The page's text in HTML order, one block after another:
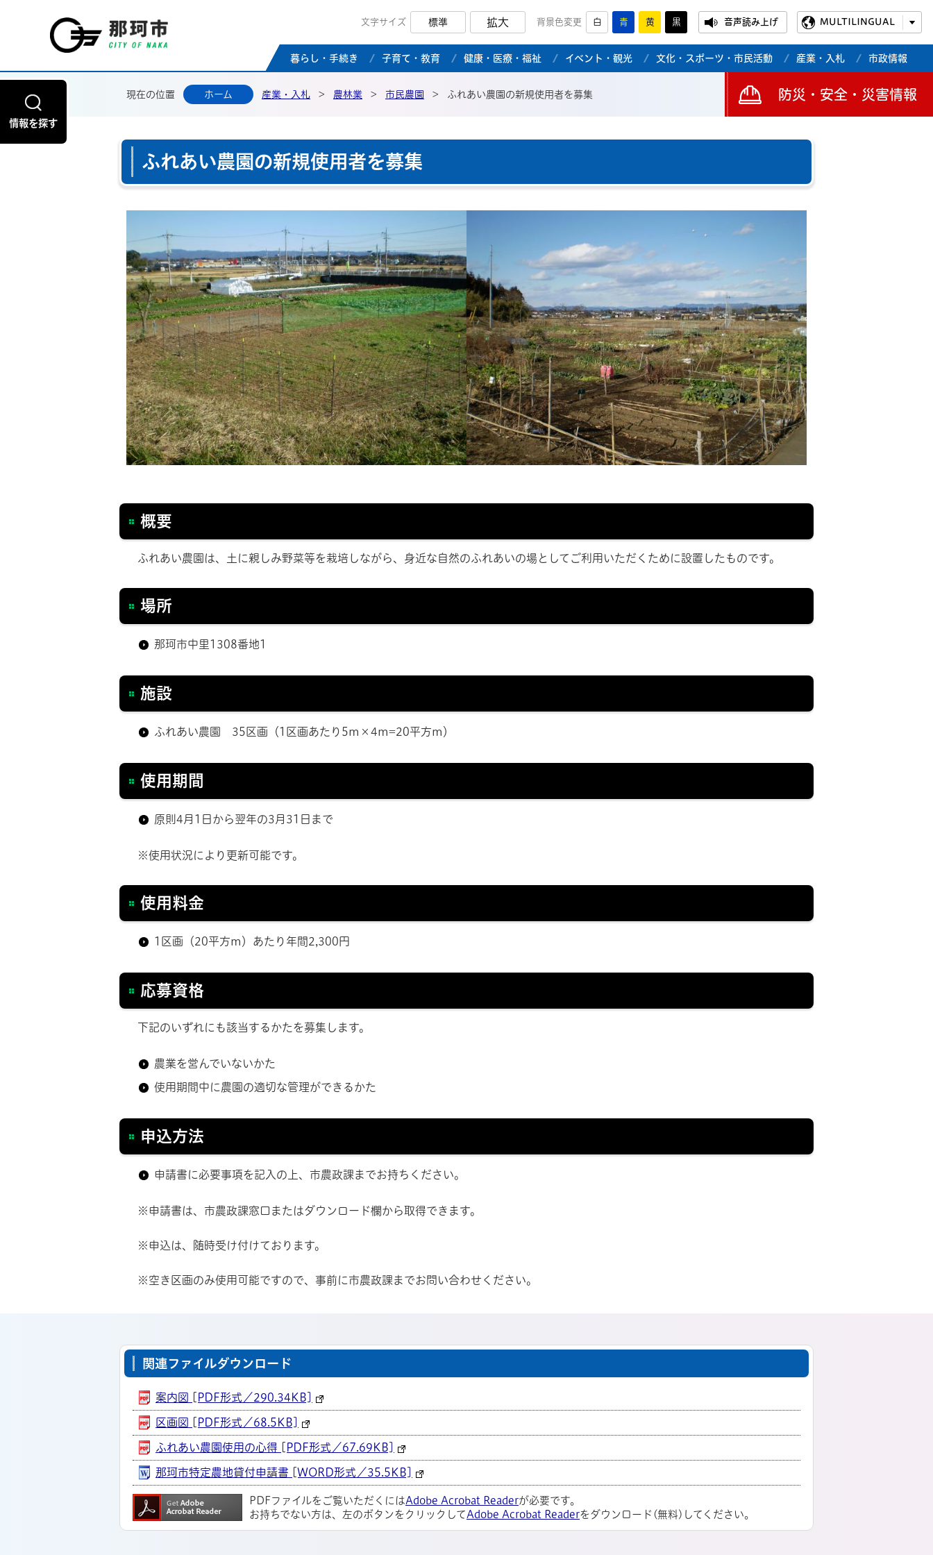
那珂市公式ホームページ
文字サイズ 標準 拡大 背景色変更 白 青 黄 黒 音声読み上げ MULTILINGUAL
暮らし・手続き 子育て・教育 健康・医療・福祉 イベント・観光 文化・スポーツ・市民活動 産業・入札 市政情報
情報を探す
現在の位置 ホーム 産業・入札 > 農林業 > 市民農園 > ふれあい農園の新規使用者を募集 防災・安全・災害情報
ふれあい農園の新規使用者を募集
概要
ふれあい農園は、土に親しみ野菜等を栽培しながら、身近な自然のふれあいの場としてご利用いただくために設置したものです。
場所
那珂市中里1308番地1
施設
ふれあい農園 35区画（1区画あたり5m×4m=20平方m）
使用期間
原則4月1日から翌年の3月31日まで
※使用状況により更新可能です。
使用料金
1区画（20平方m）あたり年間2,300円
応募資格
下記のいずれにも該当するかたを募集します。
農業を営んでいないかた
使用期間中に農園の適切な管理ができるかた
申込方法
申請書に必要事項を記入の上、市農政課までお持ちください。
※申請書は、市農政課窓口またはダウンロード欄から取得できます。
※申込は、随時受け付けております。
※空き区画のみ使用可能ですので、事前に市農政課までお問い合わせください。
関連ファイルダウンロード
案内図 [PDF形式／290.34KB]
区画図 [PDF形式／68.5KB]
ふれあい農園使用の心得 [PDF形式／67.69KB]
那珂市特定農地貸付申請書 [WORD形式／35.5KB]
PDFファイルをご覧いただくにはAdobe Acrobat Readerが必要です。
お持ちでない方は、左のボタンをクリックして Adobe Acrobat Readerをダウンロード(無料)してください。